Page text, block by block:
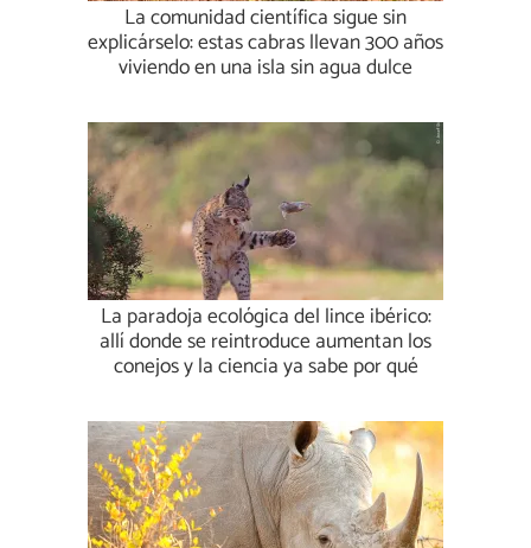
La comunidad científica sigue sin
explicárselo: estas cabras llevan 300 años
viviendo en una isla sin agua dulce
La paradoja ecológica del lince ibérico:
allí donde se reintroduce aumentan los
conejos y la ciencia ya sabe por qué